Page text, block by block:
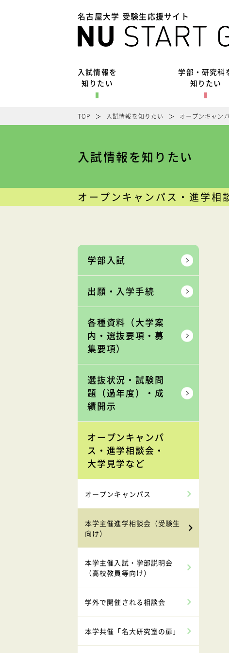
名古屋大学 受験生応援サイト
入試情報を
知りたい
学部・研究科
知りたい
TOP 入試情報を知りたい オープンキャン
入試情報を知りたい
オープンキャンパス・進学相
学部入試
出願・入学手続
各種資料（大学案
内・選抜要項・募
集要項）
選抜状況・試験問
題（過年度）・成
績開示
オープンキャンパ
ス・進学相談会・
大学見学など
オープンキャンパス
本学主催進学相談会（受験生
向け）
本学主催入試・学部説明会
（高校教員等向け）
学外で開催される相談会
本学共催「名大研究室の扉」